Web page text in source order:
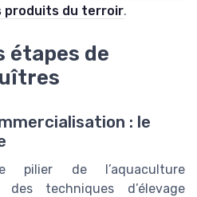
produits du terroir.
étapes de
: le
pilier de l’aquaculture
techniques d’élevage